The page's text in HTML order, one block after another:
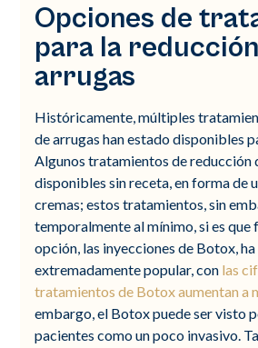
Opciones de
para la
arrugas
Históricamente, múltiples
de arrugas han estado disponibles
Algunos tratamientos de reducción
disponibles sin receta, en forma de
cremas; estos tratamientos, sin
temporalmente al mínimo, si es que
opción, las inyecciones de Botox,
extremadamente popular, con las
tratamientos de Botox aumentan a
embargo, el Botox puede ser visto
pacientes como un poco invasivo.